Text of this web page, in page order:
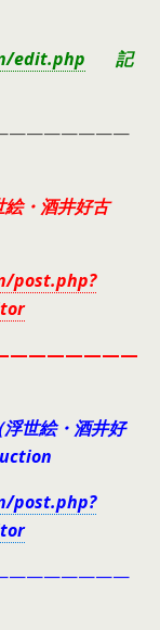
edit.php 記
・酒井好古
post.php?
世絵・酒井好
post.php?